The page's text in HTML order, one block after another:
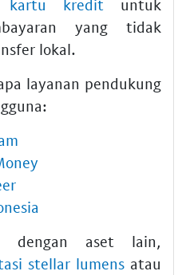
kartu kredit untuk
yang tidak
lokal.
layanan pendukung
dengan aset lain,
stellar lumens atau